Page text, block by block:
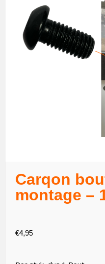
Carqon
montage –
€4,95